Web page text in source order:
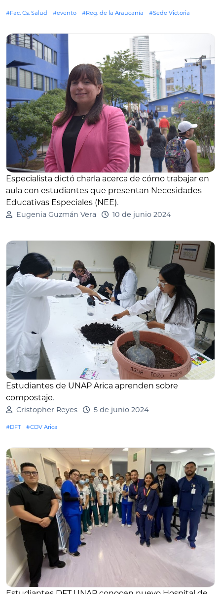
#Fac. Cs. Salud #evento #Reg. de la Araucanía #Sede Victoria
Especialista dictó charla acerca de cómo trabajar en
aula con estudiantes que presentan Necesidades
Educativas Especiales (NEE).
Eugenia Guzmán Vera 10 de junio 2024
Estudiantes de UNAP Arica aprenden sobre
compostaje.
Cristopher Reyes 5 de junio 2024
#DFT #CDV Arica